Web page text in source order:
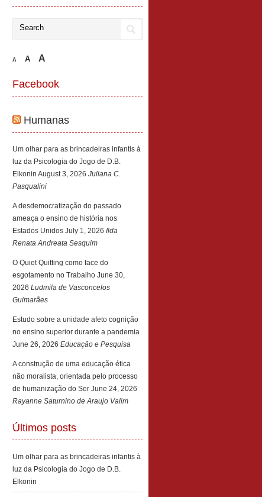
A A A
Facebook
Humanas
Um olhar para as brincadeiras infantis à
luz da Psicologia do Jogo de D.B.
Elkonin August 3, 2026 Juliana C.
Pasqualini
A desdemocratização do passado
ameaça o ensino de história nos
Estados Unidos July 1, 2026 Ilda
Renata Andreata Sesquim
O Quiet Quitting como face do
esgotamento no Trabalho June 30,
2026 Ludmila de Vasconcelos
Guimarães
Estudo sobre a unidade afeto cognição
no ensino superior durante a pandemia
June 26, 2026 Educação e Pesquisa
A construção de uma educação ética
não moralista, orientada pelo processo
de humanização do Ser June 24, 2026
Rayanne Saturnino de Araujo Valim
Últimos posts
Um olhar para as brincadeiras infantis à
luz da Psicologia do Jogo de D.B.
Elkonin